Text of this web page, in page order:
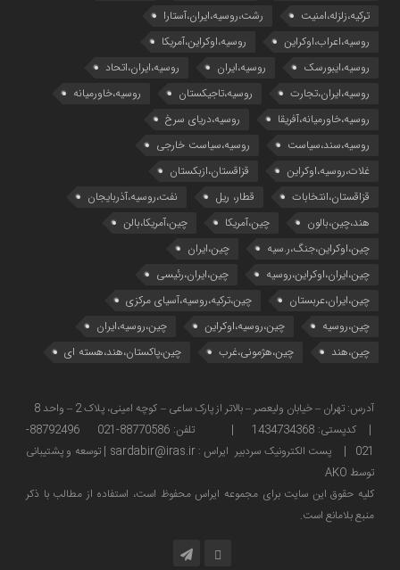
ترکیه،زلزله،امنیت
رشت،روسیه،ایران،آستارا
روسیه،اعراب،اوکراین
روسیه،اوکراین،آمریکا
روسیه،ایبورسک
روسیه،ایران
روسیه،ایران،اتحاد
روسیه،ایران،تجارت
روسیه،تاجیکستان
روسیه،خاورمیانه
روسیه،خاورمیانه،آفریقا
روسیه،دریای سرخ
روسیه،سند،سیاست
روسیه،سیاست خارجی
غلات،روسیه،اوکراین
قزاقستان،ازبکستان
قزاقستان،انتخابات
قطار، ریل
نفت،روسیه،آذربایجان
هند،چین،بالون
چین،آمریکا
چین،آمریکا،بالن
چین،اوکراین،جنگ،ر.سیه
چین،ایران
چین،ایران،اوکراین،روسیه
چین،ایران،رئیسی
چین،ایران،عربستان
چین،ترکیه،روسیه،آسیای مرکزی
چین،روسیه
چین،روسیه،اوکراین
چین،روسیه،ایران
چین،هند
چین،هژمونی،غرب چین،پاکستان،هند،هسته ای
| کدپستی: 1434734368 | تلفن: 88770586-021 88792496-
021 | پست الکترونیک سردبیر ایراس : sardabir@iras.ir |
توسعه و پشتیبانی
توسط AKO
كليه حقوق این سایت برای مجموعه ایراس محفوظ است، استفاده از مطالب با ذكر
منبع بلامانع است.